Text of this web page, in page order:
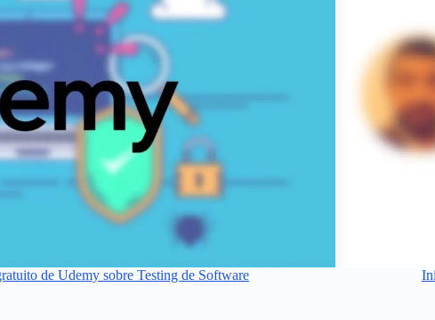
de Udemy sobre Testing de Software